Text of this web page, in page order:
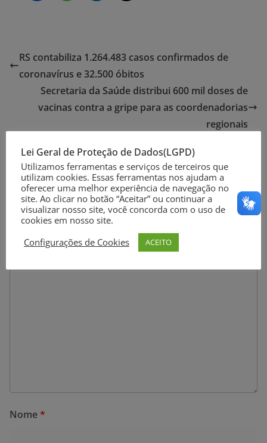
RS contabiliza 1.264.483 casos confirmados de
coronavírus e 32.500 óbitos
Secretaria da Saúde distribui 600 mil doses de
vacinas contra a gripe para as coordenadorias
regionais
Deixe um comentário
O seu endereço de e-mail não será publicado.
Campos
obrigatórios são marcados com*
Comentário*
Nome*
Lei Geral de Proteção de Dados(LGPD)
Utilizamos ferramentas e serviços de terceiros que
utilizam cookies. Essas ferramentas nos ajudam a
oferecer uma melhor experiência de navegação no
site. Ao clicar no botão “Aceitar” ou continuar a
visualizar nosso site, você concorda com o uso de
cookies em nosso site.
Configurações de Cookies
ACEITO